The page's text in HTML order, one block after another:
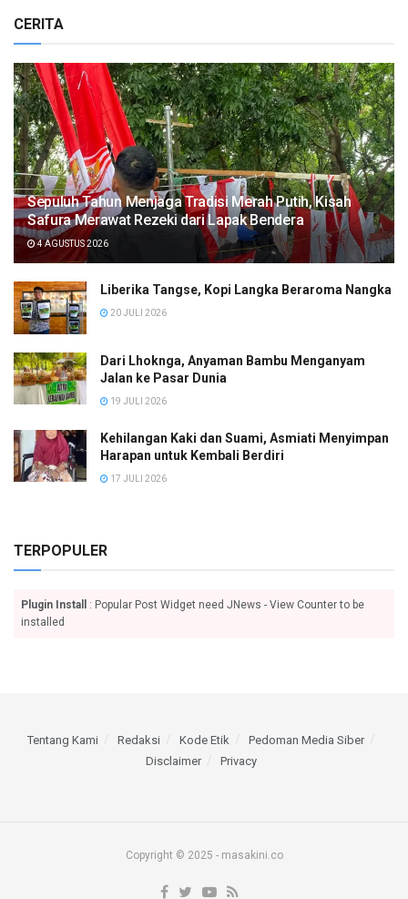
CERITA
Sepuluh Tahun Menjaga Tradisi Merah Putih, Kisah
Safura Merawat Rezeki dari Lapak Bendera
4 AGUSTUS 2026
Liberika Tangse, Kopi Langka Beraroma Nangka
20 JULI 2026
Dari Lhoknga, Anyaman Bambu Menganyam
Jalan ke Pasar Dunia
19 JULI 2026
Kehilangan Kaki dan Suami, Asmiati Menyimpan
Harapan untuk Kembali Berdiri
17 JULI 2026
TERPOPULER
Plugin Install
: Popular Post Widget need JNews - View Counter to be
installed
Tentang Kami Redaksi Kode Etik
Pedoman Media Siber
Disclaimer
Privacy
Copyright © 2025 - masakini.co